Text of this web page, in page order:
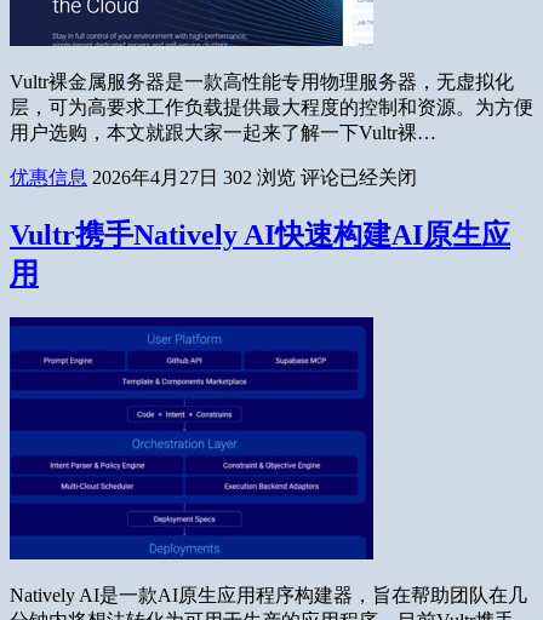
Vultr裸金属服务器是一款高性能专用物理服务器，无虚拟化
层，可为高要求工作负载提供最大程度的控制和资源。为方便
用户选购，本文就跟大家一起来了解一下Vultr裸…
优惠信息 2026年4月27日 302 浏览 评论已经关闭
Vultr携手Natively AI快速构建AI原生应
用
Natively AI是一款AI原生应用程序构建器，旨在帮助团队在几